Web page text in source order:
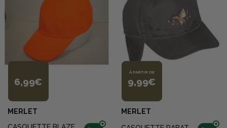
6,99€
MERLET
À PARTIR DE
9,99€
MERLET